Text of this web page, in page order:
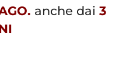
anche dai 3